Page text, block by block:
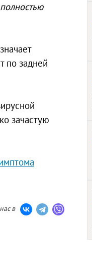
по задней
зачастую
в